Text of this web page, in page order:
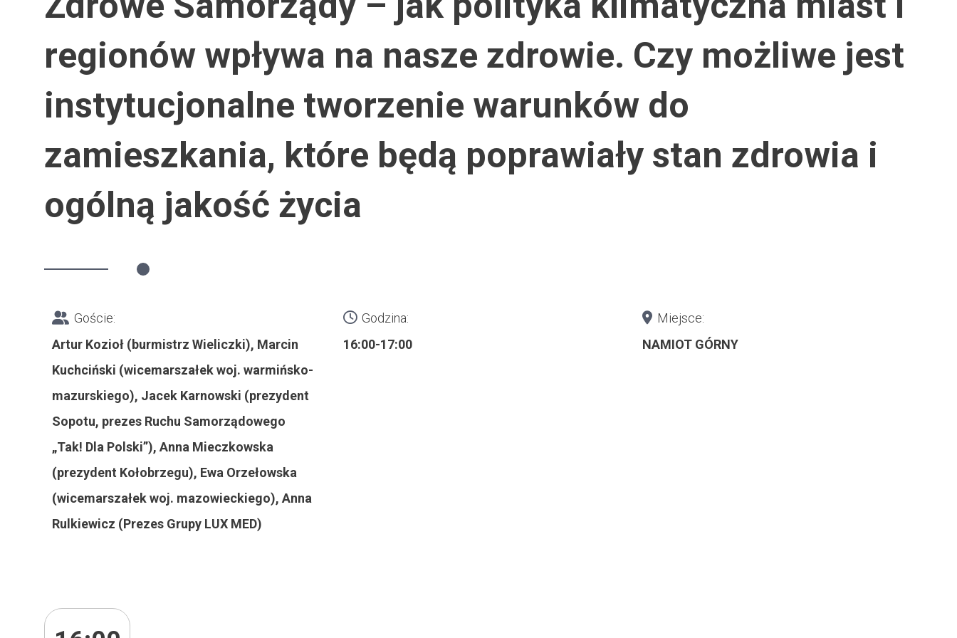
regionów wpływa na nasze zdrowie. Czy możliwe jest
instytucjonalne tworzenie warunków do
zamieszkania, które będą poprawiały stan zdrowia i
ogólną jakość życia
Goście:
Artur Kozioł (burmistrz Wieliczki), Marcin
Kuchciński (wicemarszałek woj. warmińsko-
mazurskiego), Jacek Karnowski (prezydent
Sopotu, prezes Ruchu Samorządowego
„Tak! Dla Polski”), Anna Mieczkowska
(prezydent Kołobrzegu), Ewa Orzełowska
(wicemarszałek woj. mazowieckiego), Anna
Rulkiewicz (Prezes Grupy LUX MED)
Godzina:
16:00-17:00
Miejsce:
NAMIOT GÓRNY